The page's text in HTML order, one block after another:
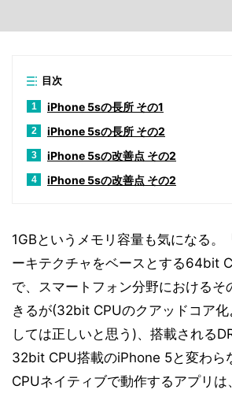
目次
1 iPhone 5sの長所 その1
2 iPhone 5sの長所 その2
3 iPhone 5sの改善点 その2
4 iPhone 5sの改善点 その2
1GBというメモリ容量も気になる。
ーキテクチャをベースとする64bit
で、スマートフォン分野におけるそ
きるが(32bit CPUのクアッドコア化
しては正しいと思う)、搭載される
32bit CPU搭載のiPhone 5と変わ
CPUネイティブで動作するアプリ